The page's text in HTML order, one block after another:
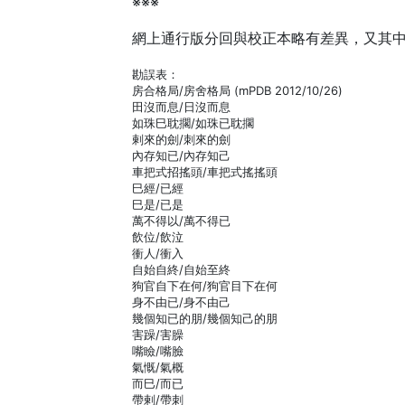
網上通行版分回與校正本略有差異，又其
勘誤表：
房合格局/房舍格局 (mPDB 2012/10/26)
田沒而息/日沒而息
如珠巳耽擱/如珠已耽擱
剌來的劍/刺來的劍
內存知已/內存知己
車把式招搖頭/車把式搖搖頭
巳經/已經
巳是/已是
萬不得以/萬不得已
飲位/飲泣
衝人/衝入
自始自終/自始至終
狗官自下在何/狗官目下在何
身不由已/身不由己
幾個知已的朋/幾個知己的朋
害躁/害臊
嘴瞼/嘴臉
氣慨/氣概
而巳/而已
帶剌/帶刺